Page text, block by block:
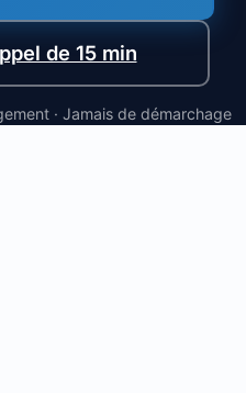
de 15 min
· Jamais de démarchage